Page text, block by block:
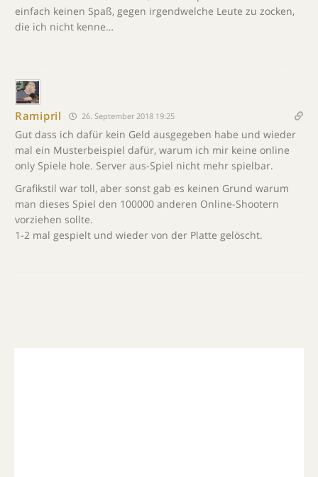
einfach keinen Spaß, gegen irgendwelche Leute zu zocken,
die ich nicht kenne…
Ramipril 26. September 2018 19:25
Gut dass ich dafür kein Geld ausgegeben habe und wieder
mal ein Musterbeispiel dafür, warum ich mir keine online
only Spiele hole. Server aus-Spiel nicht mehr spielbar.
Grafikstil war toll, aber sonst gab es keinen Grund warum
man dieses Spiel den 100000 anderen Online-Shootern
vorziehen sollte.
1-2 mal gespielt und wieder von der Platte gelöscht.